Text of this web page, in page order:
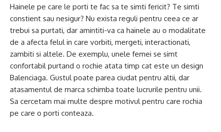
Hainele pe care le porti te fac sa te simti fericit? Te simti
constient sau nesigur? Nu exista reguli pentru ceea ce ar
trebui sa purtati, dar amintiti-va ca hainele au o modalitate
de a afecta felul in care vorbiti, mergeti, interactionati,
zambiti si altele. De exemplu, unele femei se simt
confortabil purtand o rochie atata timp cat este un design
Balenciaga. Gustul poate parea ciudat pentru altii, dar
atasamentul de marca schimba toate lucrurile pentru unii.
Sa cercetam mai multe despre motivul pentru care rochia
pe care o porti conteaza.